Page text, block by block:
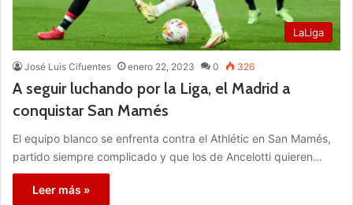
LaLiga
José Luis Cifuentes enero 22, 2023 0 326
A seguir luchando por la Liga, el Madrid a
conquistar San Mamés
El equipo blanco se enfrenta contra el Athlétic en San Mamés,
partido siempre complicado y que los de Ancelotti quieren…
Leer más »